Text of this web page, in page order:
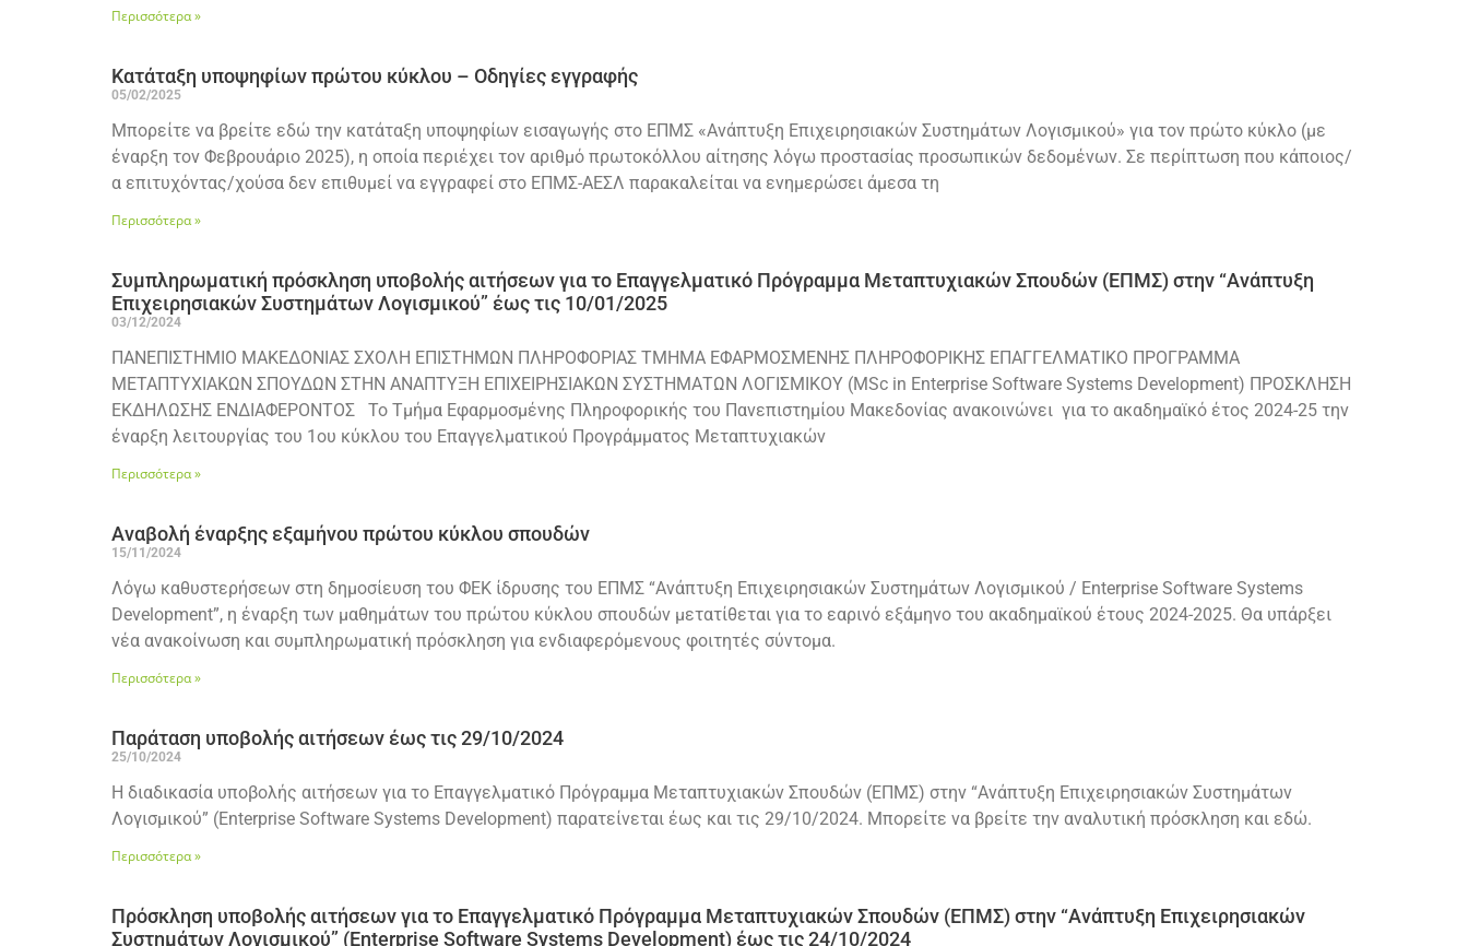
Περισσότερα »
Κατάταξη υποψηφίων πρώτου κύκλου – Οδηγίες εγγραφής
05/02/2025
Μπορείτε να βρείτε εδώ την κατάταξη υποψηφίων εισαγωγής στο ΕΠΜΣ «Ανάπτυξη Επιχειρησιακών Συστημάτων Λογισμικού» για τον πρώτο κύκλο (με
έναρξη τον Φεβρουάριο 2025), η οποία περιέχει τον αριθμό πρωτοκόλλου αίτησης λόγω προστασίας προσωπικών δεδομένων. Σε περίπτωση που κάποιος/
α επιτυχόντας/χούσα δεν επιθυμεί να εγγραφεί στο ΕΠΜΣ-ΑΕΣΛ παρακαλείται να ενημερώσει άμεσα τη
Περισσότερα »
Συμπληρωματική πρόσκληση υποβολής αιτήσεων για το Επαγγελματικό Πρόγραμμα Μεταπτυχιακών Σπουδών (ΕΠΜΣ) στην “Ανάπτυξη
Επιχειρησιακών Συστημάτων Λογισμικού” έως τις 10/01/2025
03/12/2024
ΠΑΝΕΠΙΣΤΗΜΙΟ ΜΑΚΕΔΟΝΙΑΣ ΣΧΟΛΗ ΕΠΙΣΤΗΜΩΝ ΠΛΗΡΟΦΟΡΙΑΣ ΤΜΗΜΑ ΕΦΑΡΜΟΣΜΕΝΗΣ ΠΛΗΡΟΦΟΡΙΚΗΣ ΕΠΑΓΓΕΛΜΑΤΙΚΟ ΠΡΟΓΡΑΜΜΑ
ΜΕΤΑΠΤΥΧΙΑΚΩΝ ΣΠΟΥΔΩΝ ΣΤΗΝ ΑΝΑΠΤΥΞΗ ΕΠΙΧΕΙΡΗΣΙΑΚΩΝ ΣΥΣΤΗΜΑΤΩΝ ΛΟΓΙΣΜΙΚΟΥ (MSc in Enterprise Software Systems Development) ΠΡΟΣΚΛΗΣΗ
ΕΚΔΗΛΩΣΗΣ ΕΝΔΙΑΦΕΡΟΝΤΟΣ Το Τμήμα Εφαρμοσμένης Πληροφορικής του Πανεπιστημίου Μακεδονίας ανακοινώνει για το ακαδημαϊκό έτος 2024-25 την
έναρξη λειτουργίας του 1ου κύκλου του Επαγγελματικού Προγράμματος Μεταπτυχιακών
Περισσότερα »
Αναβολή έναρξης εξαμήνου πρώτου κύκλου σπουδών
15/11/2024
Λόγω καθυστερήσεων στη δημοσίευση του ΦΕΚ ίδρυσης του ΕΠΜΣ “Ανάπτυξη Επιχειρησιακών Συστημάτων Λογισμικού / Enterprise Software Systems
Development”, η έναρξη των μαθημάτων του πρώτου κύκλου σπουδών μετατίθεται για το εαρινό εξάμηνο του ακαδημαϊκού έτους 2024-2025. Θα υπάρξει
νέα ανακοίνωση και συμπληρωματική πρόσκληση για ενδιαφερόμενους φοιτητές σύντομα.
Περισσότερα »
Παράταση υποβολής αιτήσεων έως τις 29/10/2024
25/10/2024
Η διαδικασία υποβολής αιτήσεων για το Επαγγελματικό Πρόγραμμα Μεταπτυχιακών Σπουδών (ΕΠΜΣ) στην “Ανάπτυξη Επιχειρησιακών Συστημάτων
Λογισμικού” (Enterprise Software Systems Development) παρατείνεται έως και τις 29/10/2024. Μπορείτε να βρείτε την αναλυτική πρόσκληση και εδώ.
Περισσότερα »
Πρόσκληση υποβολής αιτήσεων για το Επαγγελματικό Πρόγραμμα Μεταπτυχιακών Σπουδών (ΕΠΜΣ) στην “Ανάπτυξη Επιχειρησιακών
Συστημάτων Λογισμικού” (Enterprise Software Systems Development) έως τις 24/10/2024